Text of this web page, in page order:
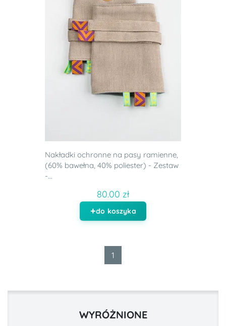
Nakładki ochronne na pasy ramienne,
(60% bawełna, 40% poliester) - Zestaw
-...
80.00 zł
do koszyka
1
WYRÓŻNIONE